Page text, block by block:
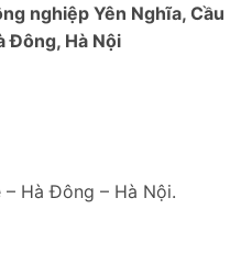
nghiệp Yên Nghĩa, Cầu
Đông, Hà Nội
Hà Đông – Hà Nội.